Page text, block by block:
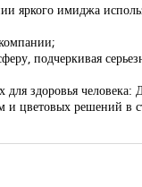
яркого имиджа
подчеркивая
для здоровья
и цветовых решений